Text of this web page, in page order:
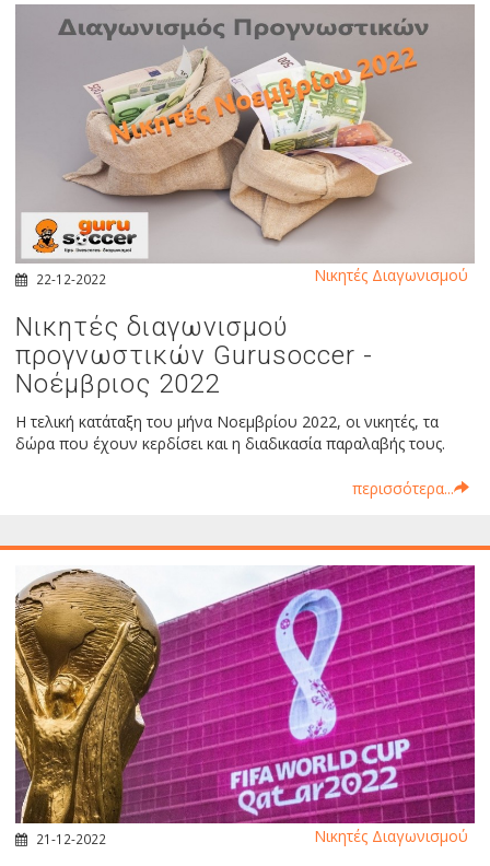
22-12-2022
Νικητές διαγωνισμού
προγνωστικών Gurusoccer -
Νοέμβριος 2022
Η τελική κατάταξη του μήνα Νοεμβρίου 2022, οι νικητές, τα
δώρα που έχουν κερδίσει και η διαδικασία παραλαβής τους.
περισσότερα...
Νικητές Διαγωνισμού
21-12-2022 Νικητές Διαγωνισμού